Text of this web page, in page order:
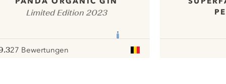
Limited Edition 2023
27 Bewertungen